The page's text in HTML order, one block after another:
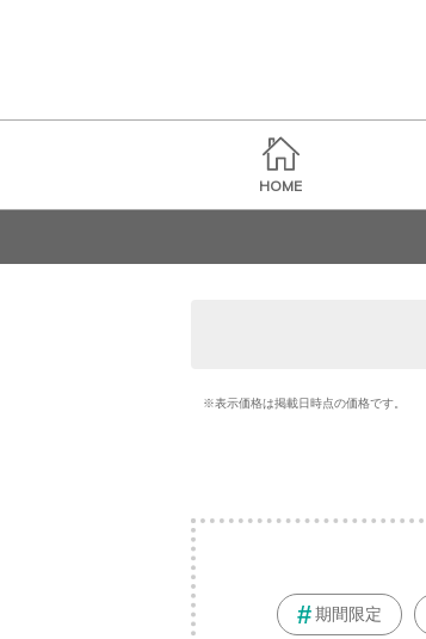
HOME
※表示価格は掲載日時点の価格です。
期間限定